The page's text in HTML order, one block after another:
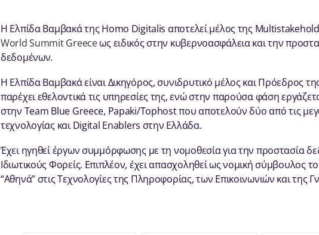
H Ελπίδα Βαμβακά της Homo Digitalis αποτελεί μέλος της
World Summit Greeceως ειδικός στην κυβερνοασφάλεια και την
δεδομένων.
Η Ελπίδα Βαμβακά είναι Δικηγόρος, συνιδρυτικό μέλος και Πρόεδρος
παρέχει εθελοντικά τις υπηρεσίες της, ενώ στην παρούσα φάση
στην Team Blue Greece, Papaki/Tophost που αποτελούν δύο από τις
τεχνολογίας και Digital Enablers στην Ελλάδα.
Έχει ηγηθεί έργων συμμόρφωσης με τη νομοθεσία για την προστασία
Ιδιωτικούς Φορείς. Επιπλέον, έχει απασχοληθεί ως νομική σύμβουλος
“Αθηνά” στις Τεχνολογίες της Πληροφορίας, των Επικοινωνιών και της